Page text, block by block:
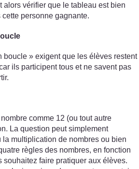
alors vérifier que le tableau est bien
personne gagnante.
boucle » exigent que les élèves restent
ils participent tous et ne savent pas
comme 12 (ou tout autre
La question peut simplement
la multiplication de nombres ou bien
règles des nombres, en fonction
souhaitez faire pratiquer aux élèves.